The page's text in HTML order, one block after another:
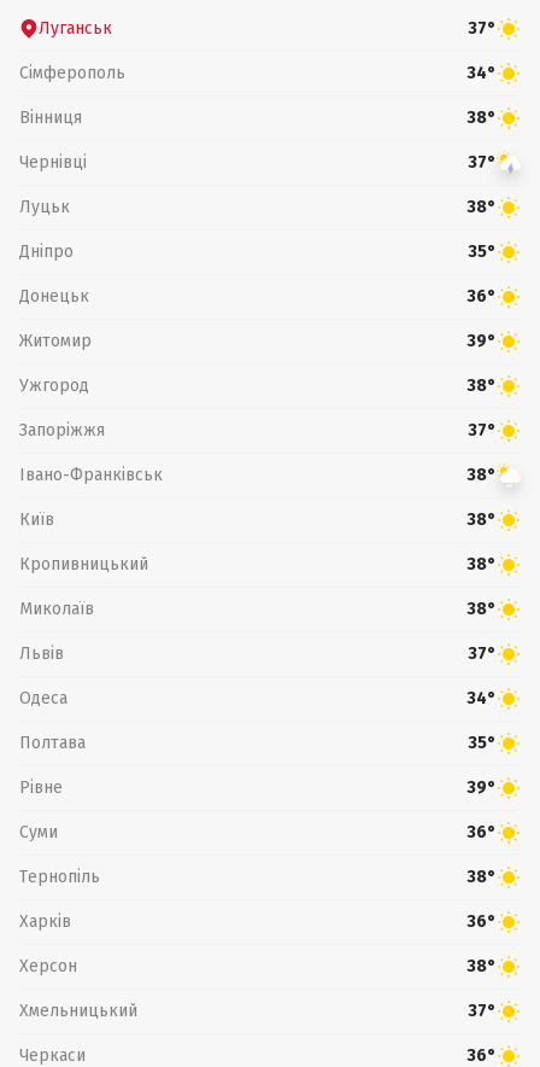
Луганськ 37°
Сімферополь 34°
Вінниця 38°
Чернівці 37°
Луцьк 38°
Дніпро 35°
Донецьк 36°
Житомир 39°
Ужгород 38°
Запоріжжя 37°
Івано-Франківськ 38°
Київ 38°
Кропивницький 38°
Миколаїв 38°
Львів 37°
Одеса 34°
Полтава 35°
Рівне 39°
Суми 36°
Тернопіль 38°
Харків 36°
Херсон 38°
Хмельницький 37°
Черкаси 36°